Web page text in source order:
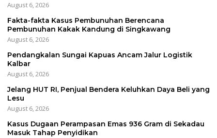
August 6, 2026
Fakta-fakta Kasus Pembunuhan Berencana
Pembunuhan Kakak Kandung di Singkawang
August 6, 2026
Pendangkalan Sungai Kapuas Ancam Jalur Logistik
Kalbar
August 6, 2026
Jelang HUT RI, Penjual Bendera Keluhkan Daya Beli yang
Lesu
August 6, 2026
Kasus Dugaan Perampasan Emas 936 Gram di Sekadau
Masuk Tahap Penyidikan